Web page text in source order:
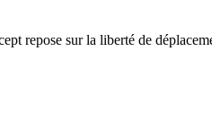
repose sur la liberté de